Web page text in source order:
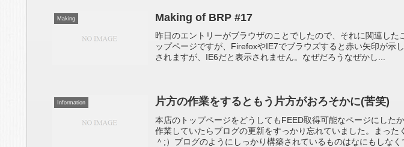
Making Making of BRP #17
昨日のエントリーがブラウザのことでしたので、それに関連した
ップページですが、FirefoxやIE7でブラウズすると赤い矢印が示
されますが、IE6だと表示されません。なぜだろうなぜかし...
Information 片方の作業をするともう片方がおろそかに(苦笑)
本店のトップページをどうしてもFEED取得可能なページにした
作業していたらブログの更新をすっかり忘れていました。まった
＾;）ブログのようにしっかり構築されているものはなにもしなく